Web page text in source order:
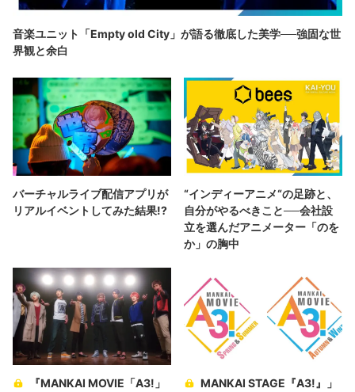
音楽ユニット「Empty old City」が語る徹底した美学──強固な世
界観と余白
バーチャルライブ配信アプリが
リアルイベントしてみた結果!?
“インディーアニメ“の足跡と、
自分がやるべきこと──会社設
立を選んだアニメーター「のを
か」の胸中
『MANKAI MOVIE「A3!」
MANKAI STAGE『A3!』」